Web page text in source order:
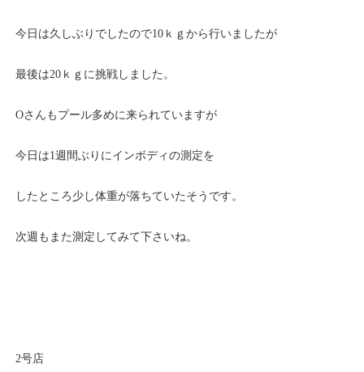
今日は久しぶりでしたので10ｋｇから行いましたが
最後は20ｋｇに挑戦しました。
Oさんもプール多めに来られていますが
今日は1週間ぶりにインボディの測定を
したところ少し体重が落ちていたそうです。
次週もまた測定してみて下さいね。
2号店